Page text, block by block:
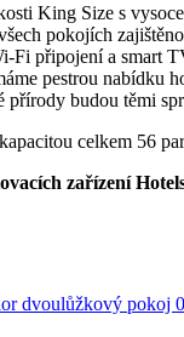
King Size s
pokojích
připojení a smart
pestrou nabídku
budou těmi
celkem 56
zařízení